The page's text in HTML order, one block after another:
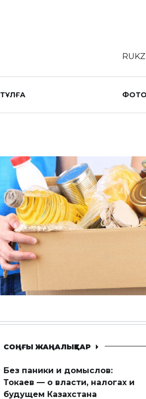
RUKZ
ТҰЛҒА
СОҢҒЫ ЖАҢАЛЫҚТАР
Без паники и домыслов:
Токаев — о власти, налогах и
будущем Казахстана